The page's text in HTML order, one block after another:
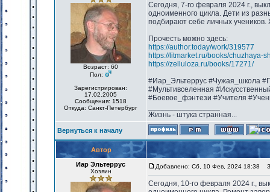
Возраст: 60
Пол:
Зарегистрирован:
17.02.2005
Сообщения: 1518
Откуда: Санкт-Петербург
Сегодня, 7-го февраля 2024 г.,
одноименного цикла. Дети из
подбирают себе личных
Прочесть можно здесь:
https://author.today/work/319577
https://litmarket.ru/books/chuzhaya-
https://zelluloza.ru/books/17271/
#Иар_Эльтеррус #Чужая_школа
#Мультивселенная
#Боевое_фэнтези #Учителя
Жизнь - штука странная...
Вернуться к началу
Автор
Иар Эльтеррус
Хозяин
Добавлено: Сб, 10 Фев, 2024 18:38
Сегодня, 10-го февраля 2024 г.,